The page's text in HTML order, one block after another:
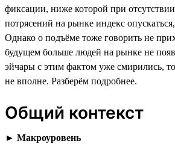
фиксации, ниже которой при
потрясений на рынке индекс
Однако о подъёме тоже говорить не
будущем больше людей на рынке не
эйчары с этим фактом уже смирились,
не вполне. Разберём подробнее.
Общий контекст
► Макроуровень